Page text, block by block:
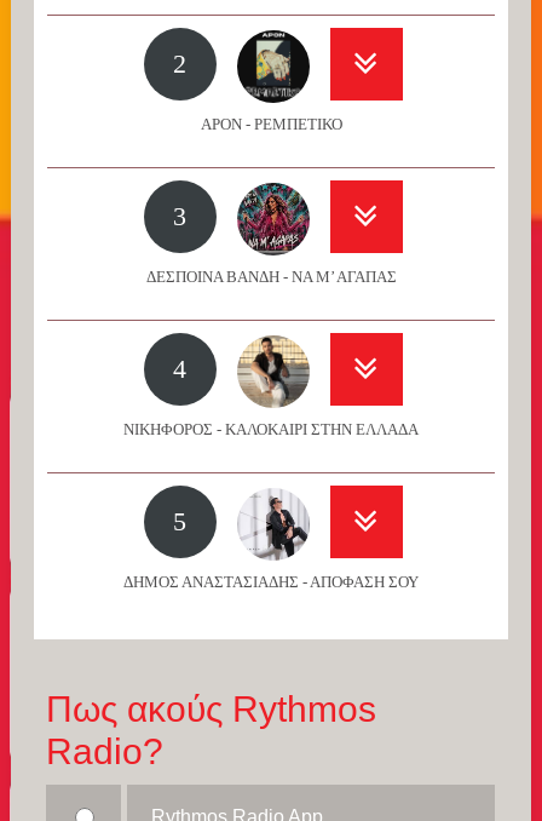
2
APON - ΡΕΜΠΕΤΙΚΟ
3
ΔΕΣΠΟΙΝΑ ΒΑΝΔΗ - ΝΑ Μ’ ΑΓΑΠΑΣ
4
ΝΙΚΗΦΟΡΟΣ - ΚΑΛΟΚΑΙΡΙ ΣΤΗΝ ΕΛΛΑΔΑ
5
ΔΗΜΟΣ ΑΝΑΣΤΑΣΙΑΔΗΣ - ΑΠΟΦΑΣΗ ΣΟΥ
Πως ακούς Rythmos
Radio?
Rythmos Radio App